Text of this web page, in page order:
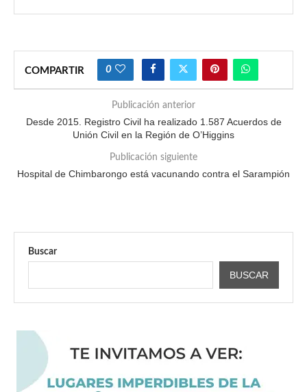
COMPARTIR 0
Publicación anterior
Desde 2015. Registro Civil ha realizado 1.587 Acuerdos de
Unión Civil en la Región de O’Higgins
Publicación siguiente
Hospital de Chimbarongo está vacunando contra el Sarampión
Buscar
BUSCAR